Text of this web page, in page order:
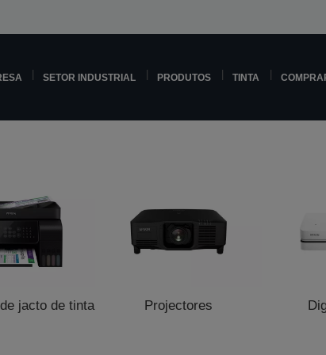
SETOR INDUSTRIAL PRODUTOS TINTA
jacto de tinta Projectores